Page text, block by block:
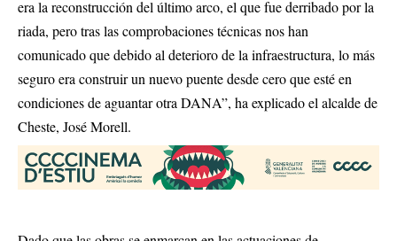
era la reconstrucción del último arco, el que fue derribado por la
riada, pero tras las comprobaciones técnicas nos han
comunicado que debido al deterioro de la infraestructura, lo más
seguro era construir un nuevo puente desde cero que esté en
condiciones de aguantar otra DANA”, ha explicado el alcalde de
Cheste, José Morell.